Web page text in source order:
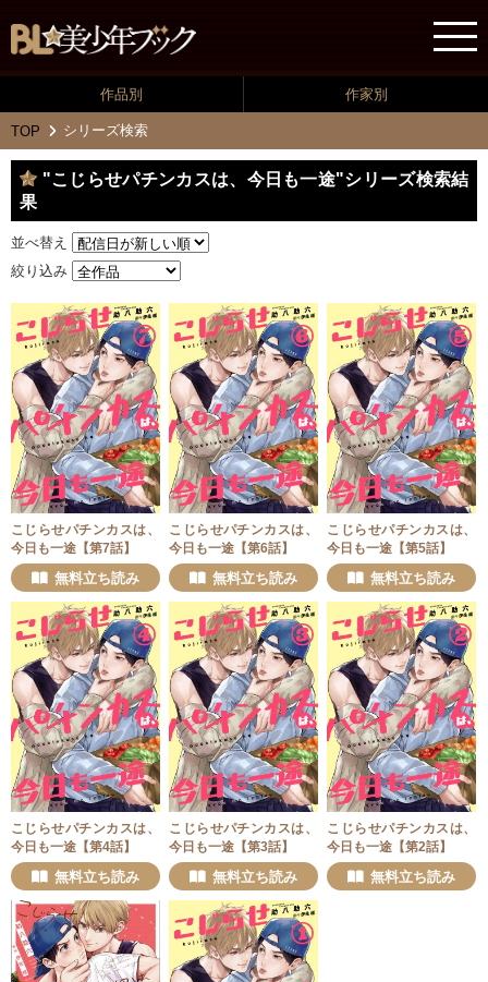
作品別 作家別
TOP シリーズ検索
"こじらせパチンカスは、今日も一途"シリーズ検索結
果
並べ替え
絞り込み
こじらせパチンカスは、
今日も一途【第7話】
無料立ち読み
こじらせパチンカスは、
今日も一途【第6話】
無料立ち読み
こじらせパチンカスは、
今日も一途【第5話】
無料立ち読み
こじらせパチンカスは、
今日も一途【第4話】
無料立ち読み
こじらせパチンカスは、
今日も一途【第3話】
無料立ち読み
こじらせパチンカスは、
今日も一途【第2話】
無料立ち読み